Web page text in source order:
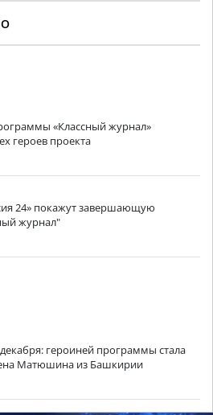
«Классный журнал»
героев проекта
24» покажут завершающую
журнал"
героиней программы стала
Матюшина из Башкирии